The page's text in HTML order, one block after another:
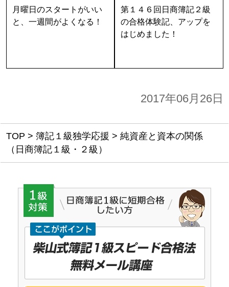
月曜日のスタートがいい
と、一週間がよくなる！
第１４６回日商簿記２級
の合格体験記、アップを
はじめました！
2017年06月26日
TOP > 簿記１級独学応援 > 純資産と資本の関係
（日商簿記１級・２級）